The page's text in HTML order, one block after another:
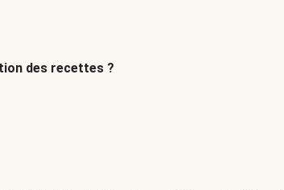
des recettes ?